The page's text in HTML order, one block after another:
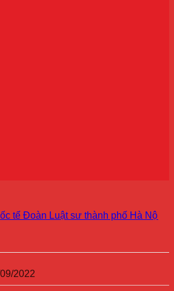
Đoàn Luật sư thành phố Hà Nội kiện
2022